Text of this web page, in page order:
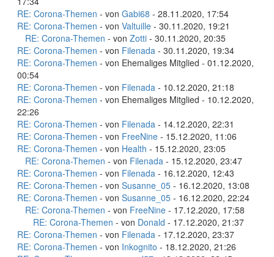
RE: Corona-Themen - von Gabi68 - 28.11.2020, 17:54
RE: Corona-Themen - von Valtuille - 30.11.2020, 19:21
RE: Corona-Themen - von Zotti - 30.11.2020, 20:35
RE: Corona-Themen - von Filenada - 30.11.2020, 19:34
RE: Corona-Themen - von Ehemaliges Mitglied - 01.12.2020,
00:54
RE: Corona-Themen - von Filenada - 10.12.2020, 21:18
RE: Corona-Themen - von Ehemaliges Mitglied - 10.12.2020,
22:26
RE: Corona-Themen - von Filenada - 14.12.2020, 22:31
RE: Corona-Themen - von FreeNine - 15.12.2020, 11:06
RE: Corona-Themen - von Health - 15.12.2020, 23:05
RE: Corona-Themen - von Filenada - 15.12.2020, 23:47
RE: Corona-Themen - von Filenada - 16.12.2020, 12:43
RE: Corona-Themen - von Susanne_05 - 16.12.2020, 13:08
RE: Corona-Themen - von Susanne_05 - 16.12.2020, 22:24
RE: Corona-Themen - von FreeNine - 17.12.2020, 17:58
RE: Corona-Themen - von Donald - 17.12.2020, 21:37
RE: Corona-Themen - von Filenada - 17.12.2020, 23:37
RE: Corona-Themen - von Inkognito - 18.12.2020, 21:26